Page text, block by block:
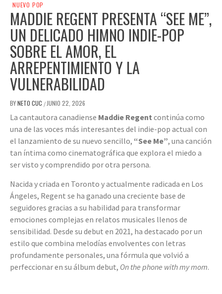
NUEVO POP
MADDIE REGENT PRESENTA “SEE ME”,
UN DELICADO HIMNO INDIE-POP
SOBRE EL AMOR, EL
ARREPENTIMIENTO Y LA
VULNERABILIDAD
BYNETO CUC / JUNIO 22, 2026
La cantautora canadiense Maddie Regent continúa como
una de las voces más interesantes del indie-pop actual con
el lanzamiento de su nuevo sencillo, “See Me”, una canción
tan íntima como cinematográfica que explora el miedo a
ser visto y comprendido por otra persona.
Nacida y criada en Toronto y actualmente radicada en Los
Ángeles, Regent se ha ganado una creciente base de
seguidores gracias a su habilidad para transformar
emociones complejas en relatos musicales llenos de
sensibilidad. Desde su debut en 2021, ha destacado por un
estilo que combina melodías envolventes con letras
profundamente personales, una fórmula que volvió a
perfeccionar en su álbum debut, On the phone with my mom.